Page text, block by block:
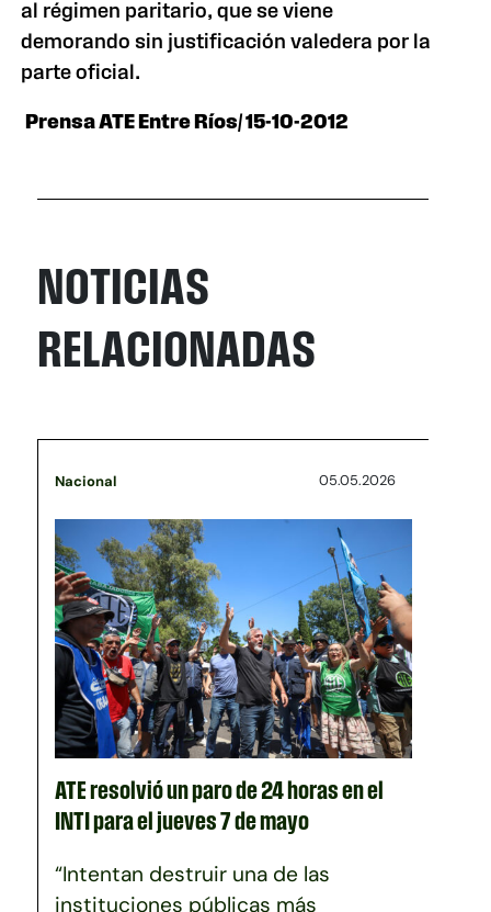
al régimen paritario, que se viene
demorando sin justificación valedera por la
parte oficial.
Prensa ATE Entre Ríos/ 15-10-2012
NOTICIAS
RELACIONADAS
Nacional 05.05.2026
ATE resolvió un paro de 24 horas en el
INTI para el jueves 7 de mayo
“Intentan destruir una de las
instituciones públicas más